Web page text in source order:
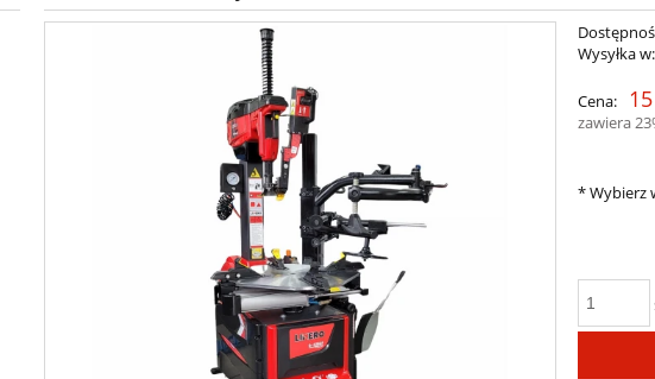
Wysyłka w:
Cena:
zawiera
*Wybierz